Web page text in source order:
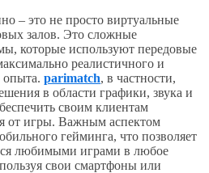
– это не просто виртуальные
залов. Это сложные
которые используют передовые
реалистичного и
опыта. parimatch, в частности,
в области графики, звука и
своим клиентам
от игры. Важным аспектом
гейминга, что позволяет
любимыми играми в любое
свои смартфоны или